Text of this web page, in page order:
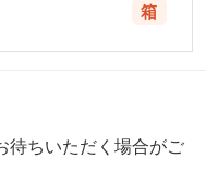
箱
ちいただく場合がご